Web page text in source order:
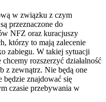
w związku z czym
przeznaczone do
NFZ oraz kuracjuszy
którzy to mają zalecenie
zabiegu. W takiej sytuacji
rozszerzyć działalność
z zewnątrz. Nie będą one
będzie znajdować się
czasie przebywania w